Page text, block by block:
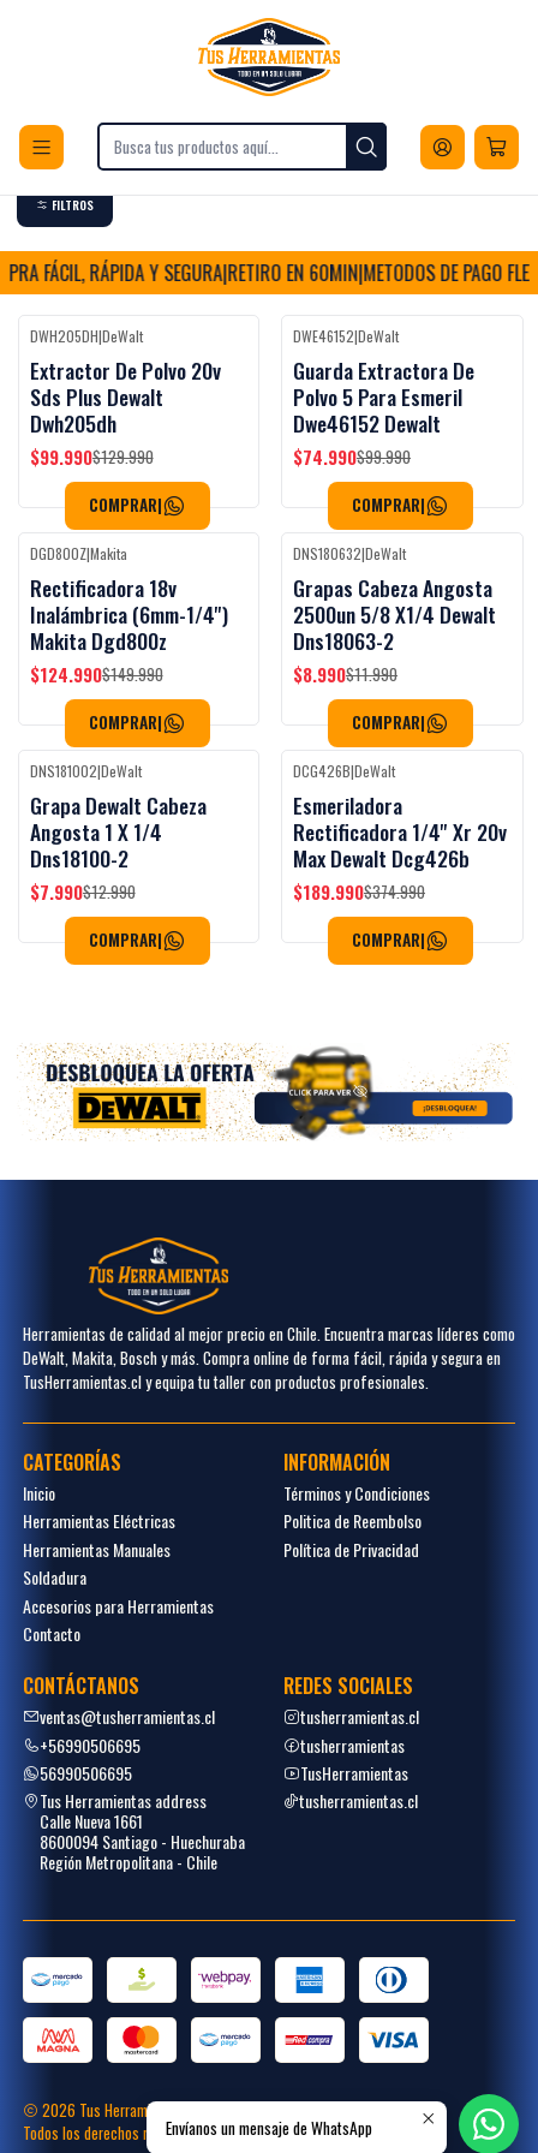
Envios a todo Chile
Herramientas Herramientas Industriales
Herramientas Industriales
FILTROS
FÁCIL, RÁPIDA Y SEGURA|RETIRO EN 60MIN|METODOS DE PAGO
-23%OFF Black Week
DWH205DH|DeWalt
Extractor De Polvo 20v
Sds Plus Dewalt
Dwh205dh
$99.990$129.990
COMPRAR|
-25%OFF
DWE46152|DeWalt
Guarda Extractora De
Polvo 5 Para Esmeril
Dwe46152 Dewalt
$74.990$99.990
COMPRAR|
-17%OFF
DGD800Z|Makita
Rectificadora 18v
Inalámbrica (6mm-1/4'')
Makita Dgd800z
$124.990$149.990
COMPRAR|
-25%OFF Black Week
DNS180632|DeWalt
Grapas Cabeza Angosta
2500un 5/8 X1/4 Dewalt
Dns18063-2
$8.990$11.990
COMPRAR|
-38%OFF
DNS181002|DeWalt
Grapa Dewalt Cabeza
Angosta 1 X 1/4
Dns18100-2
$7.990$12.990
COMPRAR|
-49%OFF
DCG426B|DeWalt
Esmeriladora
Rectificadora 1/4'' Xr 20v
Max Dewalt Dcg426b
$189.990$374.990
COMPRAR|
Herramientas de calidad al mejor precio en Chile. Encuentra marcas líderes como
DeWalt, Makita, Bosch y más. Compra online de forma fácil, rápida y segura en
TusHerramientas.cl y equipa tu taller con productos profesionales.
CATEGORÍAS
Inicio
Herramientas Eléctricas
Herramientas Manuales
Soldadura
Accesorios para Herramientas
Contacto
INFORMACIÓN
Términos y Condiciones
Politica de Reembolso
Política de Privacidad
CONTÁCTANOS
ventas@tusherramientas.cl
+56990506695
56990506695
Tus Herramientas address
Calle Nueva 1661
8600094 Santiago - Huechuraba
Región Metropolitana - Chile
REDES SOCIALES
tusherramientas.cl
tusherramientas
TusHerramientas
tusherramientas.cl
2026 Tus Herramientas.
Todos los derechos reservados.Desarrollado porPlacecommerce
Envíanos un mensaje de WhatsApp